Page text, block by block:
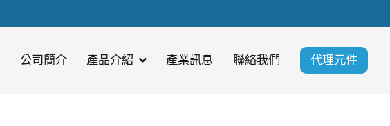
無刷馬達驅動器、按摩椅馬達驅動器、空
件代理
公司簡介 產品介紹 產業訊息 聯絡我們 代理元件